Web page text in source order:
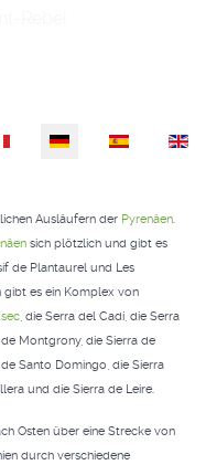
Ausläufern der Pyrenäen.
sich plötzlich und gibt es
de Plantaurel und Les
gibt es ein Komplex von
, die Serra del Cadí, die Serra
Montgrony, die Sierra de
Santo Domingo, die Sierra
und die Sierra de Leire.
Osten über eine Strecke von
durch verschiedene